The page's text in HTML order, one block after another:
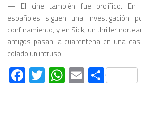
— El cine también fue prolífico. En
españoles siguen una investigación
confinamiento, y en Sick, un thriller
amigos pasan la cuarentena en una
colado un intruso.
Facebook
Twitter
WhatsApp
Email